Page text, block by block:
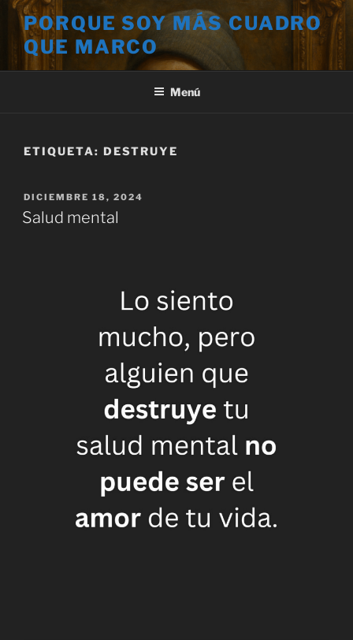
Saltar
contenido
PORQUE SOY MÁS CUADRO
QUE MARCO
Menú
ETIQUETA: DESTRUYE
PUBLICADO
EL
DICIEMBRE 18, 2024
Salud mental